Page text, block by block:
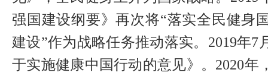
强国建设纲要》再次将“落实全民健身
建设”作为战略任务推动落实。2019年7
于实施健康中国行动的意见》。2020年